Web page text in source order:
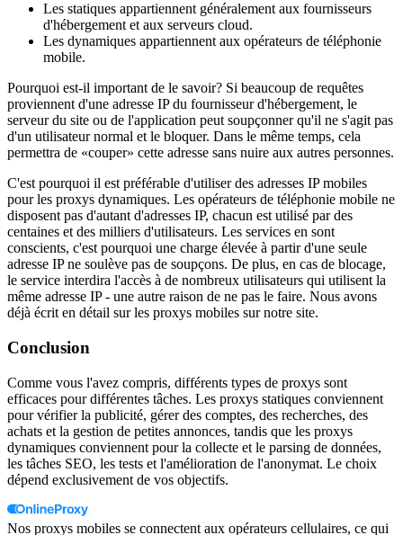
Les statiques appartiennent généralement aux fournisseurs
d'hébergement et aux serveurs cloud.
Les dynamiques appartiennent aux opérateurs de téléphonie
mobile.
Pourquoi est-il important de le savoir? Si beaucoup de requêtes
proviennent d'une adresse IP du fournisseur d'hébergement, le
serveur du site ou de l'application peut soupçonner qu'il ne s'agit pas
d'un utilisateur normal et le bloquer. Dans le même temps, cela
permettra de «couper» cette adresse sans nuire aux autres personnes.
C'est pourquoi il est préférable d'utiliser des adresses IP mobiles
pour les proxys dynamiques. Les opérateurs de téléphonie mobile ne
disposent pas d'autant d'adresses IP, chacun est utilisé par des
centaines et des milliers d'utilisateurs. Les services en sont
conscients, c'est pourquoi une charge élevée à partir d'une seule
adresse IP ne soulève pas de soupçons. De plus, en cas de blocage,
le service interdira l'accès à de nombreux utilisateurs qui utilisent la
même adresse IP - une autre raison de ne pas le faire. Nous avons
déjà écrit en détail sur les proxys mobiles sur notre site.
Conclusion
Comme vous l'avez compris, différents types de proxys sont
efficaces pour différentes tâches. Les proxys statiques conviennent
pour vérifier la publicité, gérer des comptes, des recherches, des
achats et la gestion de petites annonces, tandis que les proxys
dynamiques conviennent pour la collecte et le parsing de données,
les tâches SEO, les tests et l'amélioration de l'anonymat. Le choix
dépend exclusivement de vos objectifs.
Nos proxys mobiles se connectent aux opérateurs cellulaires, ce qui